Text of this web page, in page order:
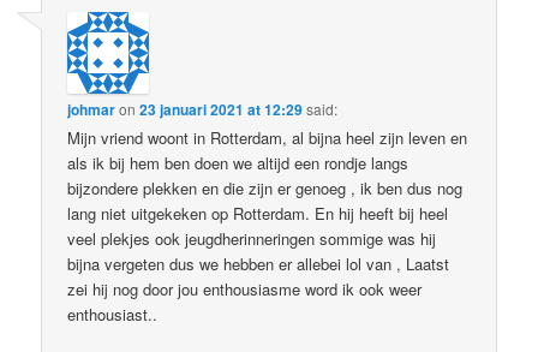
johmaron23 januari 2021 at 12:29said:
Mijn vriend woont in Rotterdam, al bijna heel zijn leven en
als ik bij hem ben doen we altijd een rondje langs
bijzondere plekken en die zijn er genoeg , ik ben dus nog
lang niet uitgekeken op Rotterdam. En hij heeft bij heel
veel plekjes ook jeugdherinneringen sommige was hij
bijna vergeten dus we hebben er allebei lol van , Laatst
zei hij nog door jou enthousiasme word ik ook weer
enthousiast..